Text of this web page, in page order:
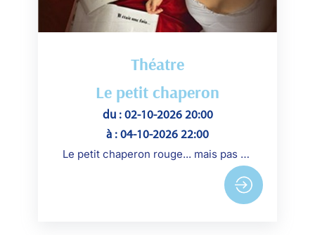
Théatre
Le petit chaperon
du : 02-10-2026 20:00
à : 04-10-2026 22:00
Le petit chaperon rouge... mais pas celui des histoires qu'on raconte aux enfants. Et si le conte que vous pensiez connaître